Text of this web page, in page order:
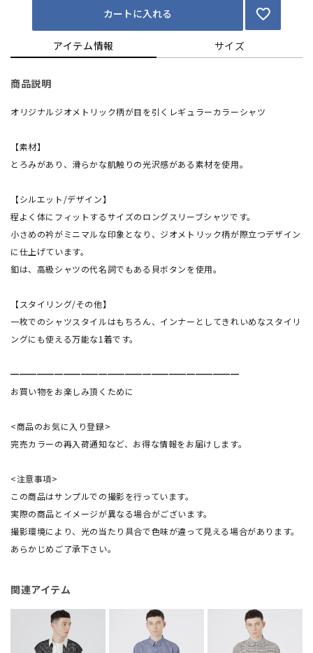
カートに入れる
アイテム情報 サイズ
商品説明
オリジナルジオメトリック柄が目を引くレギュラーカラーシャツ
【素材】
とろみがあり、滑らかな肌触りの光沢感がある素材を使用。
【シルエット/デザイン】
程よく体にフィットするサイズのロングスリーブシャツです。
小さめの衿がミニマルな印象となり、ジオメトリック柄が際立つデザイン
に仕上げています。
釦は、高級シャツの代名詞でもある貝ボタンを使用。
【スタイリング/その他】
一枚でのシャツスタイルはもちろん、インナーとしてきれいめなスタイリ
ングにも使える万能な1着です。
━━━━━━━━━━━━━━━━━━━━━━━━━━
お買い物をお楽しみ頂くために
<商品のお気に入り登録>
完売カラーの再入荷通知など、お得な情報をお届けします。
<注意事項>
この商品はサンプルでの撮影を行っています。
実際の商品とイメージが異なる場合がございます。
撮影環境により、光の当たり具合で色味が違って見える場合があります。
あらかじめご了承下さい。
関連アイテム